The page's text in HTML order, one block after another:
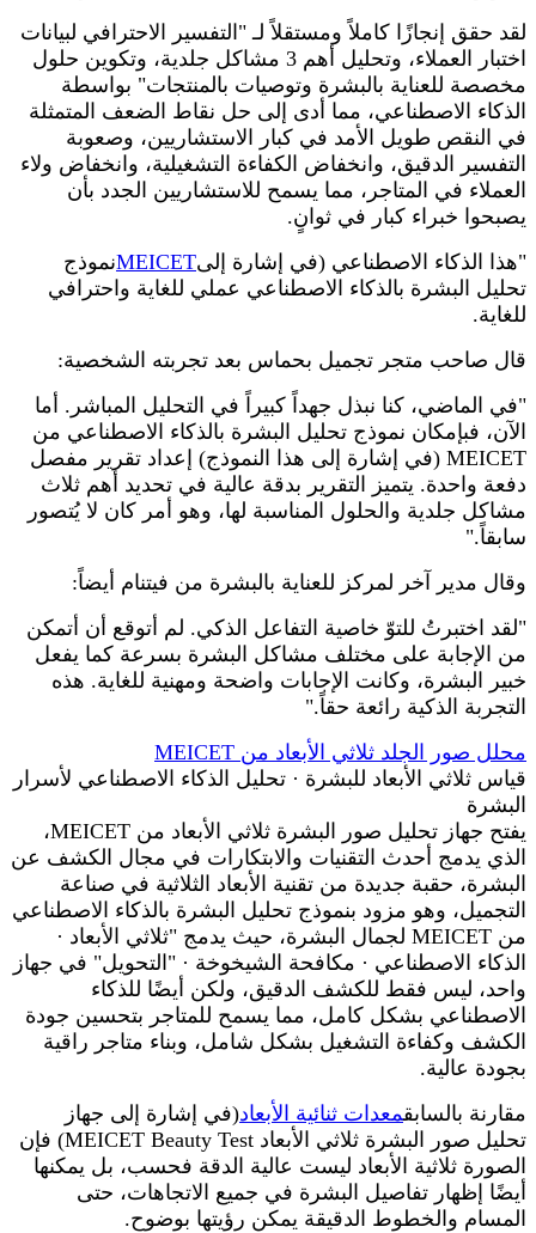
لقد حقق إنجازًا كاملاً ومستقلاً لـ "التفسير الاحترافي لبيانات
اختبار العملاء، وتحليل أهم 3 مشاكل جلدية، وتكوين حلول
مخصصة للعناية بالبشرة وتوصيات بالمنتجات" بواسطة
الذكاء الاصطناعي، مما أدى إلى حل نقاط الضعف المتمثلة
في النقص طويل الأمد في كبار الاستشاريين، وصعوبة
التفسير الدقيق، وانخفاض الكفاءة التشغيلية، وانخفاض ولاء
العملاء في المتاجر، مما يسمح للاستشاريين الجدد بأن
يصبحوا خبراء كبار في ثوانٍ.
"هذا الذكاء الاصطناعي (في إشارة إلىMEICETنموذج
تحليل البشرة بالذكاء الاصطناعي عملي للغاية واحترافي
للغاية.
قال صاحب متجر تجميل بحماس بعد تجربته الشخصية:
"في الماضي، كنا نبذل جهداً كبيراً في التحليل المباشر. أما
الآن، فبإمكان نموذج تحليل البشرة بالذكاء الاصطناعي من
MEICET (في إشارة إلى هذا النموذج) إعداد تقرير مفصل
دفعة واحدة. يتميز التقرير بدقة عالية في تحديد أهم ثلاث
مشاكل جلدية والحلول المناسبة لها، وهو أمر كان لا يُتصور
سابقاً."
وقال مدير آخر لمركز للعناية بالبشرة من فيتنام أيضاً:
"لقد اختبرتُ للتوّ خاصية التفاعل الذكي. لم أتوقع أن أتمكن
من الإجابة على مختلف مشاكل البشرة بسرعة كما يفعل
خبير البشرة، وكانت الإجابات واضحة ومهنية للغاية. هذه
التجربة الذكية رائعة حقاً."
محلل صور الجلد ثلاثي الأبعاد من MEICET
قياس ثلاثي الأبعاد للبشرة · تحليل الذكاء الاصطناعي لأسرار
البشرة
يفتح جهاز تحليل صور البشرة ثلاثي الأبعاد من MEICET،
الذي يدمج أحدث التقنيات والابتكارات في مجال الكشف عن
البشرة، حقبة جديدة من تقنية الأبعاد الثلاثية في صناعة
التجميل، وهو مزود بنموذج تحليل البشرة بالذكاء الاصطناعي
من MEICET لجمال البشرة، حيث يدمج "ثلاثي الأبعاد ·
الذكاء الاصطناعي · مكافحة الشيخوخة · "التحويل" في جهاز
واحد، ليس فقط للكشف الدقيق، ولكن أيضًا للذكاء
الاصطناعي بشكل كامل، مما يسمح للمتاجر بتحسين جودة
الكشف وكفاءة التشغيل بشكل شامل، وبناء متاجر راقية
بجودة عالية.
مقارنة بالسابقمعدات ثنائية الأبعاد(في إشارة إلى جهاز
تحليل صور البشرة ثلاثي الأبعاد MEICET Beauty Test) فإن
الصورة ثلاثية الأبعاد ليست عالية الدقة فحسب، بل يمكنها
أيضًا إظهار تفاصيل البشرة في جميع الاتجاهات، حتى
المسام والخطوط الدقيقة يمكن رؤيتها بوضوح.